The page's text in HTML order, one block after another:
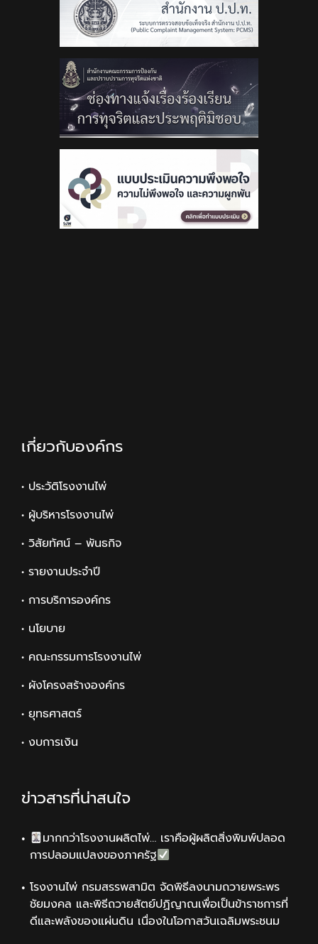
เกี่ยวกับองค์กร
• ประวัติโรงงานไพ่
• ผู้บริหารโรงงานไพ่
• วิสัยทัศน์ – พันธกิจ
• รายงานประจำปี
• การบริการองค์กร
• นโยบาย
• คณะกรรมการโรงงานไพ่
• ผังโครงสร้างองค์กร
• ยุทธศาสตร์
• งบการเงิน
ข่าวสารที่น่าสนใจ
มากกว่าโรงงานผลิตไพ่… เราคือผู้ผลิตสิ่งพิมพ์ปลอด
การปลอมแปลงของภาครัฐ
โรงงานไพ่ กรมสรรพสามิต จัดพิธีลงนามถวายพระพร
ชัยมงคล และพิธีถวายสัตย์ปฏิญาณเพื่อเป็นข้าราชการที่
ดีและพลังของแผ่นดิน เนื่องในโอกาสวันเฉลิมพระชนม